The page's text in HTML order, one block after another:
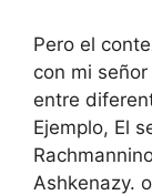
Pero el
con mi
entre
Ejemplo, El
Ashkenazy.